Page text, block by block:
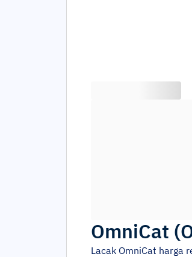
OmniCat (
Lacak OmniCat harga